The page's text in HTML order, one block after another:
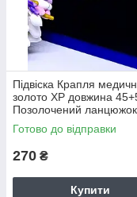
Підвіска Крапля
золото ХР довжина
Позолочений
Готово до відправки
270 ₴
Купити